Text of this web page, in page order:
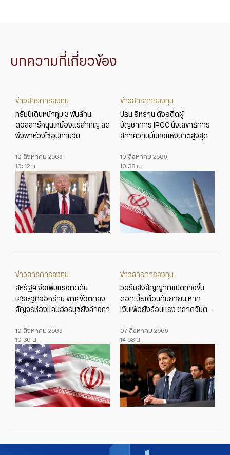
บทความที่เกี่ยวข้อง
ข่าวสารการลงทุน
ทรัมป์เดินหน้าทุ่ม 3 พันล้าน
ดอลลาร์หนุนเหมืองแร่สำคัญ ลด
พึ่งพาห่วงโซ่อุปทานจีน
10 สิงหาคม 2569
10:42 น.
ข่าวสารการลงทุน
ปธน.อิหร่าน ตั้งอดีตผู้
บัญชาการ IRGC นั่งเลขาธิการ
สภาความมั่นคงแห่งชาติสูงสุด
10 สิงหาคม 2569
10:38 น.
ข่าวสารการลงทุน
สหรัฐฯ จ่อเพิ่มแรงกดดัน
เศรษฐกิจอิหร่าน ขณะข้อตกลง
สัญจรช่องแคบฮอร์มุซยังค้างคา
10 สิงหาคม 2569
10:36 น.
ข่าวสารการลงทุน
วอร์ชส่งสัญญาณเปิดทางขึ้น
ดอกเบี้ยเดือนกันยายน หาก
เงินเฟ้อยังร้อนแรง ตลาดจับตา
07 สิงหาคม 2569
14:58 น.